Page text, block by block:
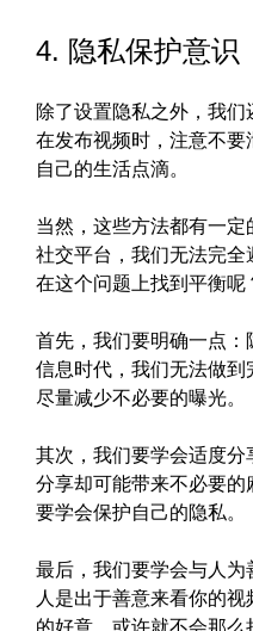
4. 隐私保护意识
除了设置隐私之外，我们
在发布视频时，注意不
自己的生活点滴。
当然，这些方法都有一
社交平台，我们无法完
在这个问题上找到平衡呢
首先，我们要明确一点
信息时代，我们无法做到
尽量减少不必要的曝光。
其次，我们要学会适度
分享却可能带来不必要的
要学会保护自己的隐私。
最后，我们要学会与人
人是出于善意来看你的
的好意，或许就不会那么